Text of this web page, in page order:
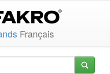
Français